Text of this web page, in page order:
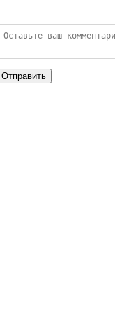
Отправить